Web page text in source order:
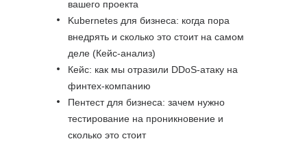
вашего проекта
Kubernetes для бизнеса: когда пора
внедрять и сколько это стоит на самом
деле (Кейс-анализ)
Кейс: как мы отразили DDoS-атаку на
финтех-компанию
Пентест для бизнеса: зачем нужно
тестирование на проникновение и
сколько это стоит